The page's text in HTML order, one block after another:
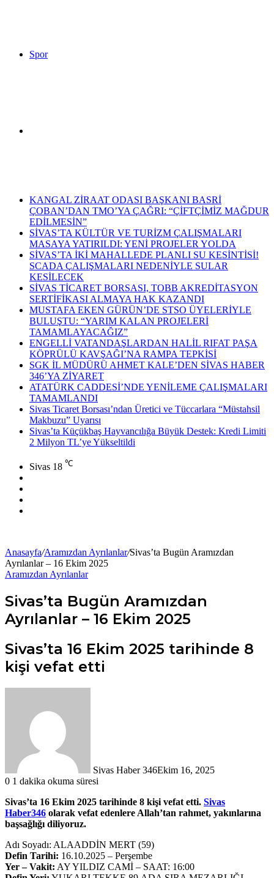
Spor
yap
...
KANGAL ZİRAAT ODASI BAŞKANI BASRİ
ÇOBAN’DAN TMO’YA ÇAĞRI: “ÇİFTÇİMİZ MAĞDUR
EDİLMESİN”
SİVAS’TA KÜLTÜR VE TURİZM ÇALIŞMALARI
MASAYA YATIRILDI: YENİ PROJELER YOLDA
SİVAS’TA İKİ MAHALLEDE PLANLI SU KESİNTİSİ!
SCADA ÇALIŞMALARI NEDENİYLE SULAR
KESİLECEK
SİVAS TİCARET BORSASI, TOBB AKREDİTASYON
SERTİFİKASI ALMAYA HAK KAZANDI
MUSTAFA EKEN GÜRÜN’DE STSO ÜYELERİYLE
BULUŞTU: “YARIM KALAN PROJELERİ
TAMAMLAYACAĞIZ”
ENGELLİ VATANDAŞLARDAN HALİL RIFAT PAŞA
KÖPRÜLÜ KAVŞAĞI’NA RAMPA TEPKİSİ
SGK İL MÜDÜRÜ AHMET KALE’DEN SİVAS HABER
346’YA ZİYARET
ATATÜRK CADDESİ’NDE YENİLEME ÇALIŞMALARI
TAMAMLANDI
Sivas Ticaret Borsası’ndan Üretici ve Tüccarlara “Müstahsil
Makbuzu” Uyarısı
Sivas’ta Küçükbaş Hayvancılığa Büyük Destek: Kredi Limiti
2 Milyon TL’ye Yükseltildi
Sivas 18 ℃
Anasayfa/Aramızdan Ayrılanlar/Sivas’ta Bugün Aramızdan
Ayrılanlar – 16 Ekim 2025
Aramızdan Ayrılanlar
Sivas’ta Bugün Aramızdan
Ayrılanlar – 16 Ekim 2025
Sivas’ta 16 Ekim 2025 tarihinde 8
kişi vefat etti
Sivas Haber 346Ekim 16, 2025
0 1 dakika okuma süresi
Sivas’ta 16 Ekim 2025 tarihinde 8 kişi vefat etti. Sivas
Haber346 olarak vefat edenlere Allah’tan rahmet, yakınlarına
başsağlığı diliyoruz.
Adı Soyadı: ALAADDİN MERT (59)
Defin Tarihi: 16.10.2025 – Perşembe
Yer – Vakit: AY YILDIZ CAMİ – SAAT: 16:00